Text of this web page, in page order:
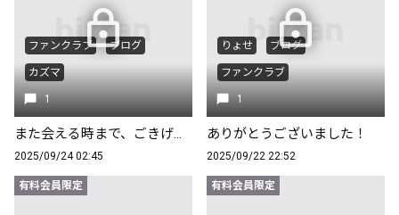
ファンクラブ ブログ
カズマ
1
また会える時まで、ごきげんよう。
2025/09/24 02:45
りょせ ブログ
ファンクラブ
1
ありがとうございました！
2025/09/22 22:52
有料会員限定 有料会員限定